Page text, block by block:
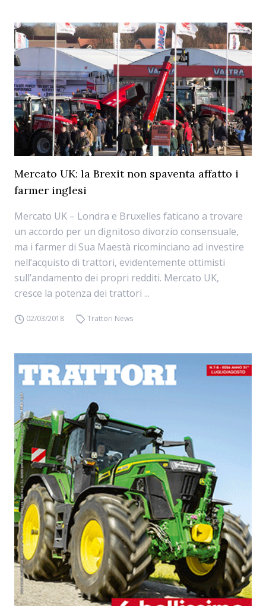
Mercato UK: la Brexit non spaventa affatto i
farmer inglesi
Mercato UK – Londra e Bruxelles faticano a trovare
un accordo per un dignitoso divorzio consensuale,
ma i farmer di Sua Maestà ricominciano ad investire
nell’acquisto di trattori, evidentemente ottimisti
sull’andamento dei propri redditi. Mercato UK,
cresce la potenza dei trattori ...
02/03/2018 Trattori News